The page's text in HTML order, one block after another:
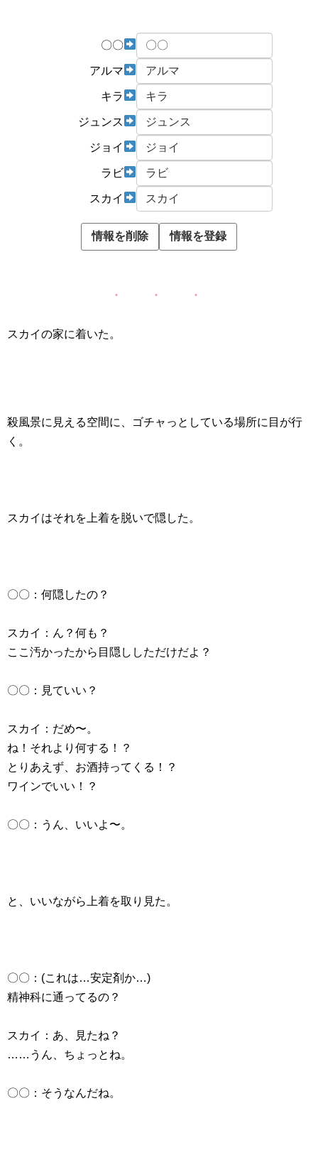
〇〇
アルマ
キラ
ジュンス
ジョイ
ラビ
スカイ
スカイの家に着いた。
殺風景に見える空間に、ゴチャっとしている場所に目が行
く。
スカイはそれを上着を脱いで隠した。
〇〇：何隠したの？
スカイ：ん？何も？
ここ汚かったから目隠ししただけだよ？
〇〇：見ていい？
スカイ：だめ〜。
ね！それより何する！？
とりあえず、お酒持ってくる！？
ワインでいい！？
〇〇：うん、いいよ〜。
と、いいながら上着を取り見た。
〇〇：(これは…安定剤か…)
精神科に通ってるの？
スカイ：あ、見たね？
……うん、ちょっとね。
〇〇：そうなんだね。